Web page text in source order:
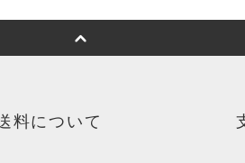
料について